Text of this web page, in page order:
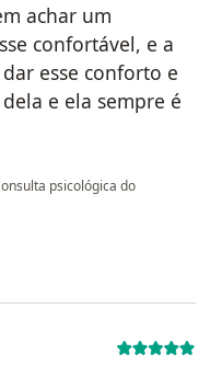
achar um
confortável, e a
esse conforto e
e ela sempre é
psicológica do